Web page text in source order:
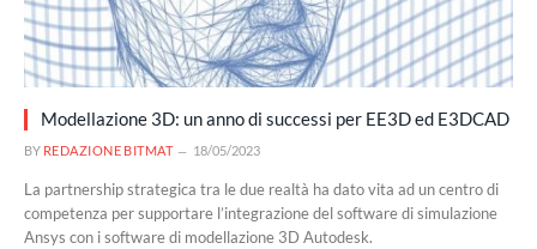
Modellazione 3D: un anno di successi per EE3D ed E3DCAD
BY REDAZIONE BITMAT 18/05/2023
La partnership strategica tra le due realtà ha dato vita ad un centro di
competenza per supportare l’integrazione del software di simulazione
Ansys con i software di modellazione 3D Autodesk.